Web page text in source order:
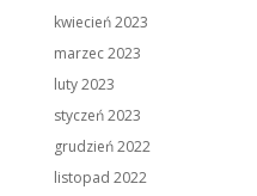
kwiecień 2023
marzec 2023
luty 2023
styczeń 2023
grudzień 2022
listopad 2022